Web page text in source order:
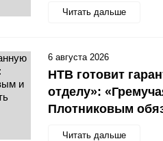
Читать дальше
НТВ готовит
отделу»:
Плотниковым
Читать дальше
6 августа 2026